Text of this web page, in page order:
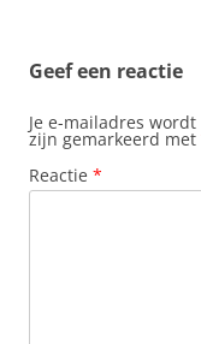
Geef een reactie
Je e-mailadres
zijn gemarkeerd met
Reactie *